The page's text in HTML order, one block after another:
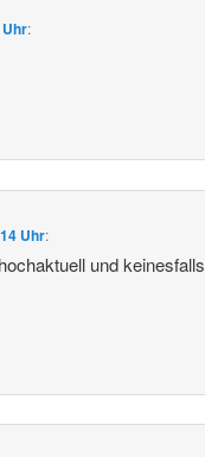
:
Uhr:
und keinesfalls